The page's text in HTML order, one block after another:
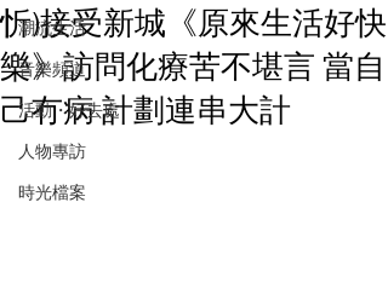
潮流生活
音樂頻道
活動・好去處
人物專訪
時光檔案
忻)接受新城《原來生活好快
樂》訪問化療苦不堪言 當自
己冇病 計劃連串大計